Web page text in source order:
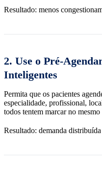
Resultado: menos
2. Use o Pré-
Inteligentes
Permita que os pacientes
especialidade, profissional,
todos tentem marcar no
Resultado: demanda